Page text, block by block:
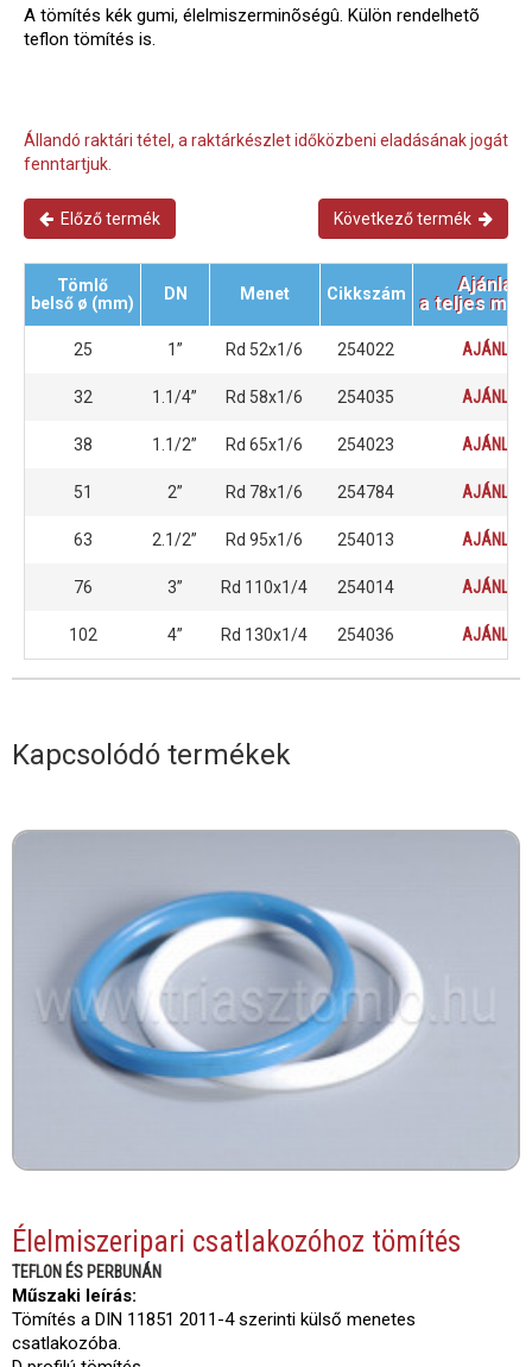
A tömítés kék gumi, élelmiszerminõségû. Külön rendelhetõ
teflon tömítés is.
Állandó raktári tétel, a raktárkészlet időközbeni eladásának jogát
fenntartjuk.
Előző termék Következő termék
Tömlő
belső ø (mm)
DN Menet Cikkszám
a teljes
25 1” Rd 52x1/6 254022
32 1.1/4” Rd 58x1/6 254035
38 1.1/2” Rd 65x1/6 254023
51 2” Rd 78x1/6 254784
63 2.1/2” Rd 95x1/6 254013
76 3” Rd 110x1/4 254014
102 4” Rd 130x1/4 254036
Kapcsolódó termékek
Élelmiszeripari csatlakozóhoz tömítés
TEFLON ÉS PERBUNÁN
Műszaki leírás:
Tömítés a DIN 11851 2011-4 szerinti külső menetes
csatlakozóba.